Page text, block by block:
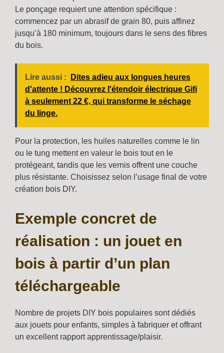
Le ponçage requiert une attention spécifique :
commencez par un abrasif de grain 80, puis affinez
jusqu’à 180 minimum, toujours dans le sens des fibres
du bois.
Lire aussi :
Dites adieu aux longues heures
d'attente ! Découvrez l'étendoir électrique Gifi
à seulement 22 €, qui transforme le séchage
du linge.
Pour la protection, les huiles naturelles comme le lin
ou le tung mettent en valeur le bois tout en le
protégeant, tandis que les vernis offrent une couche
plus résistante. Choisissez selon l’usage final de votre
création bois DIY.
Exemple concret de
réalisation : un jouet en
bois à partir d’un plan
téléchargeable
Nombre de projets DIY bois populaires sont dédiés
aux jouets pour enfants, simples à fabriquer et offrant
un excellent rapport apprentissage/plaisir.